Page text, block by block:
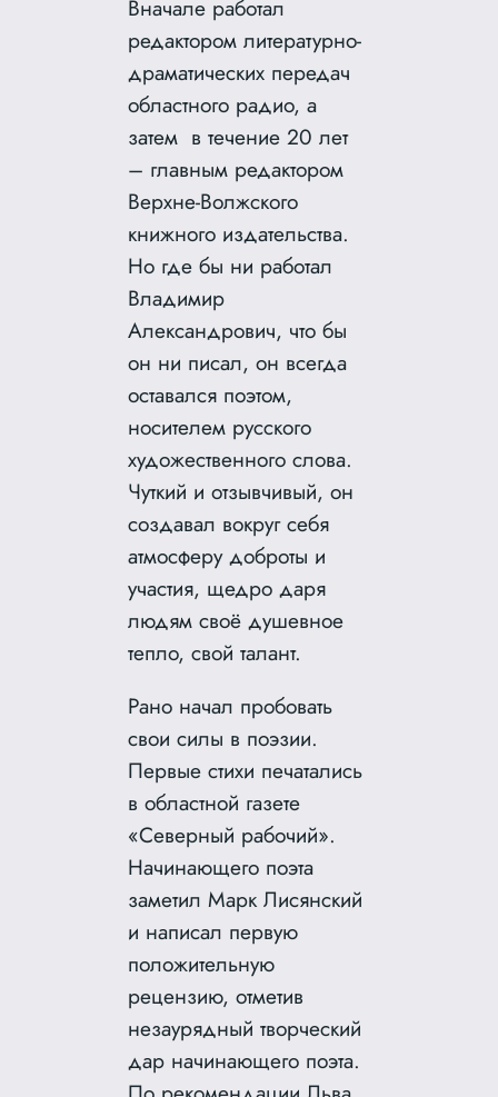
Вначале работал
редактором литературно-
драматических передач
областного радио, а
затем в течение 20 лет
– главным редактором
Верхне-Волжского
книжного издательства.
Но где бы ни работал
Владимир
Александрович, что бы
он ни писал, он всегда
оставался поэтом,
носителем русского
художественного слова.
Чуткий и отзывчивый, он
создавал вокруг себя
атмосферу доброты и
участия, щедро даря
людям своё душевное
тепло, свой талант.
Рано начал пробовать
свои силы в поэзии.
Первые стихи печатались
в областной газете
«Северный рабочий».
Начинающего поэта
заметил Марк Лисянский
и написал первую
положительную
рецензию, отметив
незаурядный творческий
дар начинающего поэта.